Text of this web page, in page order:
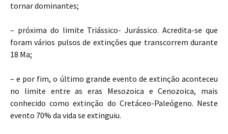
tornar dominantes;
– próxima do limite Triássico- Jurássico. Acredita-se que
foram vários pulsos de extinções que transcorrem durante
18 Ma;
– e por fim, o último grande evento de extinção aconteceu
no limite entre as eras Mesozoica e Cenozoica, mais
conhecido como extinção do Cretáceo-Paleógeno. Neste
evento 70% da vida se extinguiu.